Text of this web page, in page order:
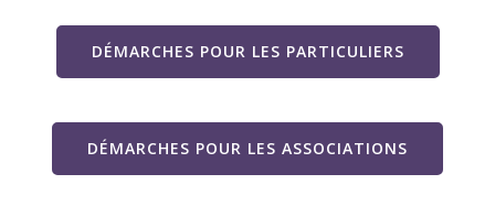
DÉMARCHES POUR LES PARTICULIERS
DÉMARCHES POUR LES ASSOCIATIONS